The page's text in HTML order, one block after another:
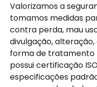
Valorizamos a
tomamos medidas
contra perda, mau
divulgação,
forma de tratamento
possui certificação
especificações